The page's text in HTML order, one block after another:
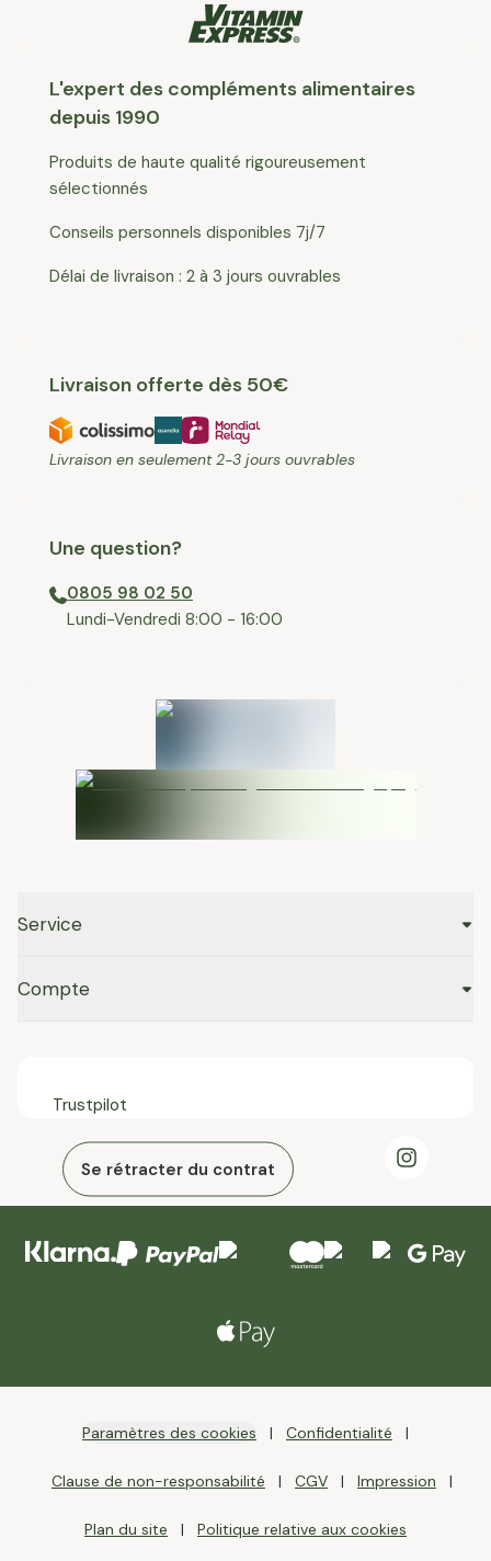
L'expert des compléments alimentaires
depuis 1990
Produits de haute qualité rigoureusement
sélectionnés
Conseils personnels disponibles 7j/7
Délai de livraison : 2 à 3 jours ouvrables
Livraison offerte dès 50€
Livraison en seulement 2-3 jours ouvrables
Une question?
0805 98 02 50
⁠Lundi-Vendredi 8:00 - 16:00
Service
Compte
Trustpilot
Se rétracter du contrat
Paramètres des cookies Confidentialité
Clause de non-responsabilité CGV Impression
Plan du site Politique relative aux cookies